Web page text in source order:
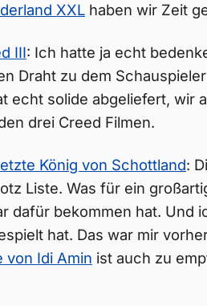
XXL haben wir Zeit
III: Ich hatte ja echt
Draht zu dem
echt solide abgeliefert, wir
drei Creed Filmen.
König von Schottland:
Liste. Was für ein
dafür bekommen hat. Und
hat. Das war mir
von Idi Amin ist auch zu